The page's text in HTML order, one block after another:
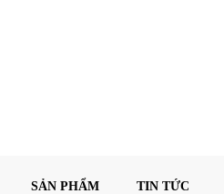
SẢN PHẨM TIN TỨC